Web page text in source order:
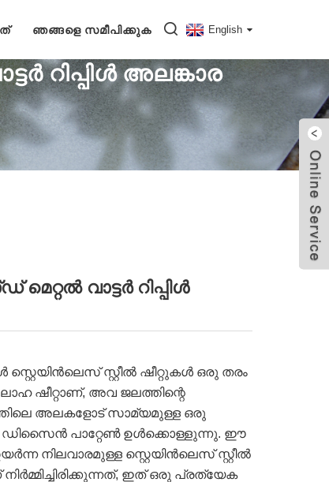
ഞങ്ങളെ സമീപിക്കുക English
റിപ്പിൾ അലങ്കാര
വാട്ടർ റിപ്പിൾ
സ്റ്റെയിൻലെസ് സ്റ്റീൽ ഷീറ്റുകൾ ഒരു തരം
ഷീറ്റാണ്, അവ ജലത്തിന്റെ
അലകളോട് സാമ്യമുള്ള ഒരു
ഡിസൈൻ പാറ്റേൺ ഉൾക്കൊള്ളുന്നു. ഈ
നിലവാരമുള്ള സ്റ്റെയിൻലെസ് സ്റ്റീൽ
ഇത് ഒരു പ്രത്യേക